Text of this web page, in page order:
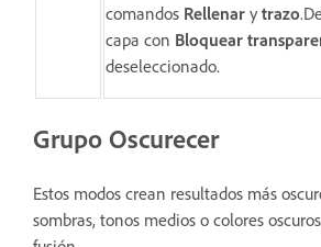
comandos Rellenar y trazo
capa con Bloquear
deseleccionado.
Grupo Oscurecer
Estos modos crean resultados más
sombras, tonos medios o colores